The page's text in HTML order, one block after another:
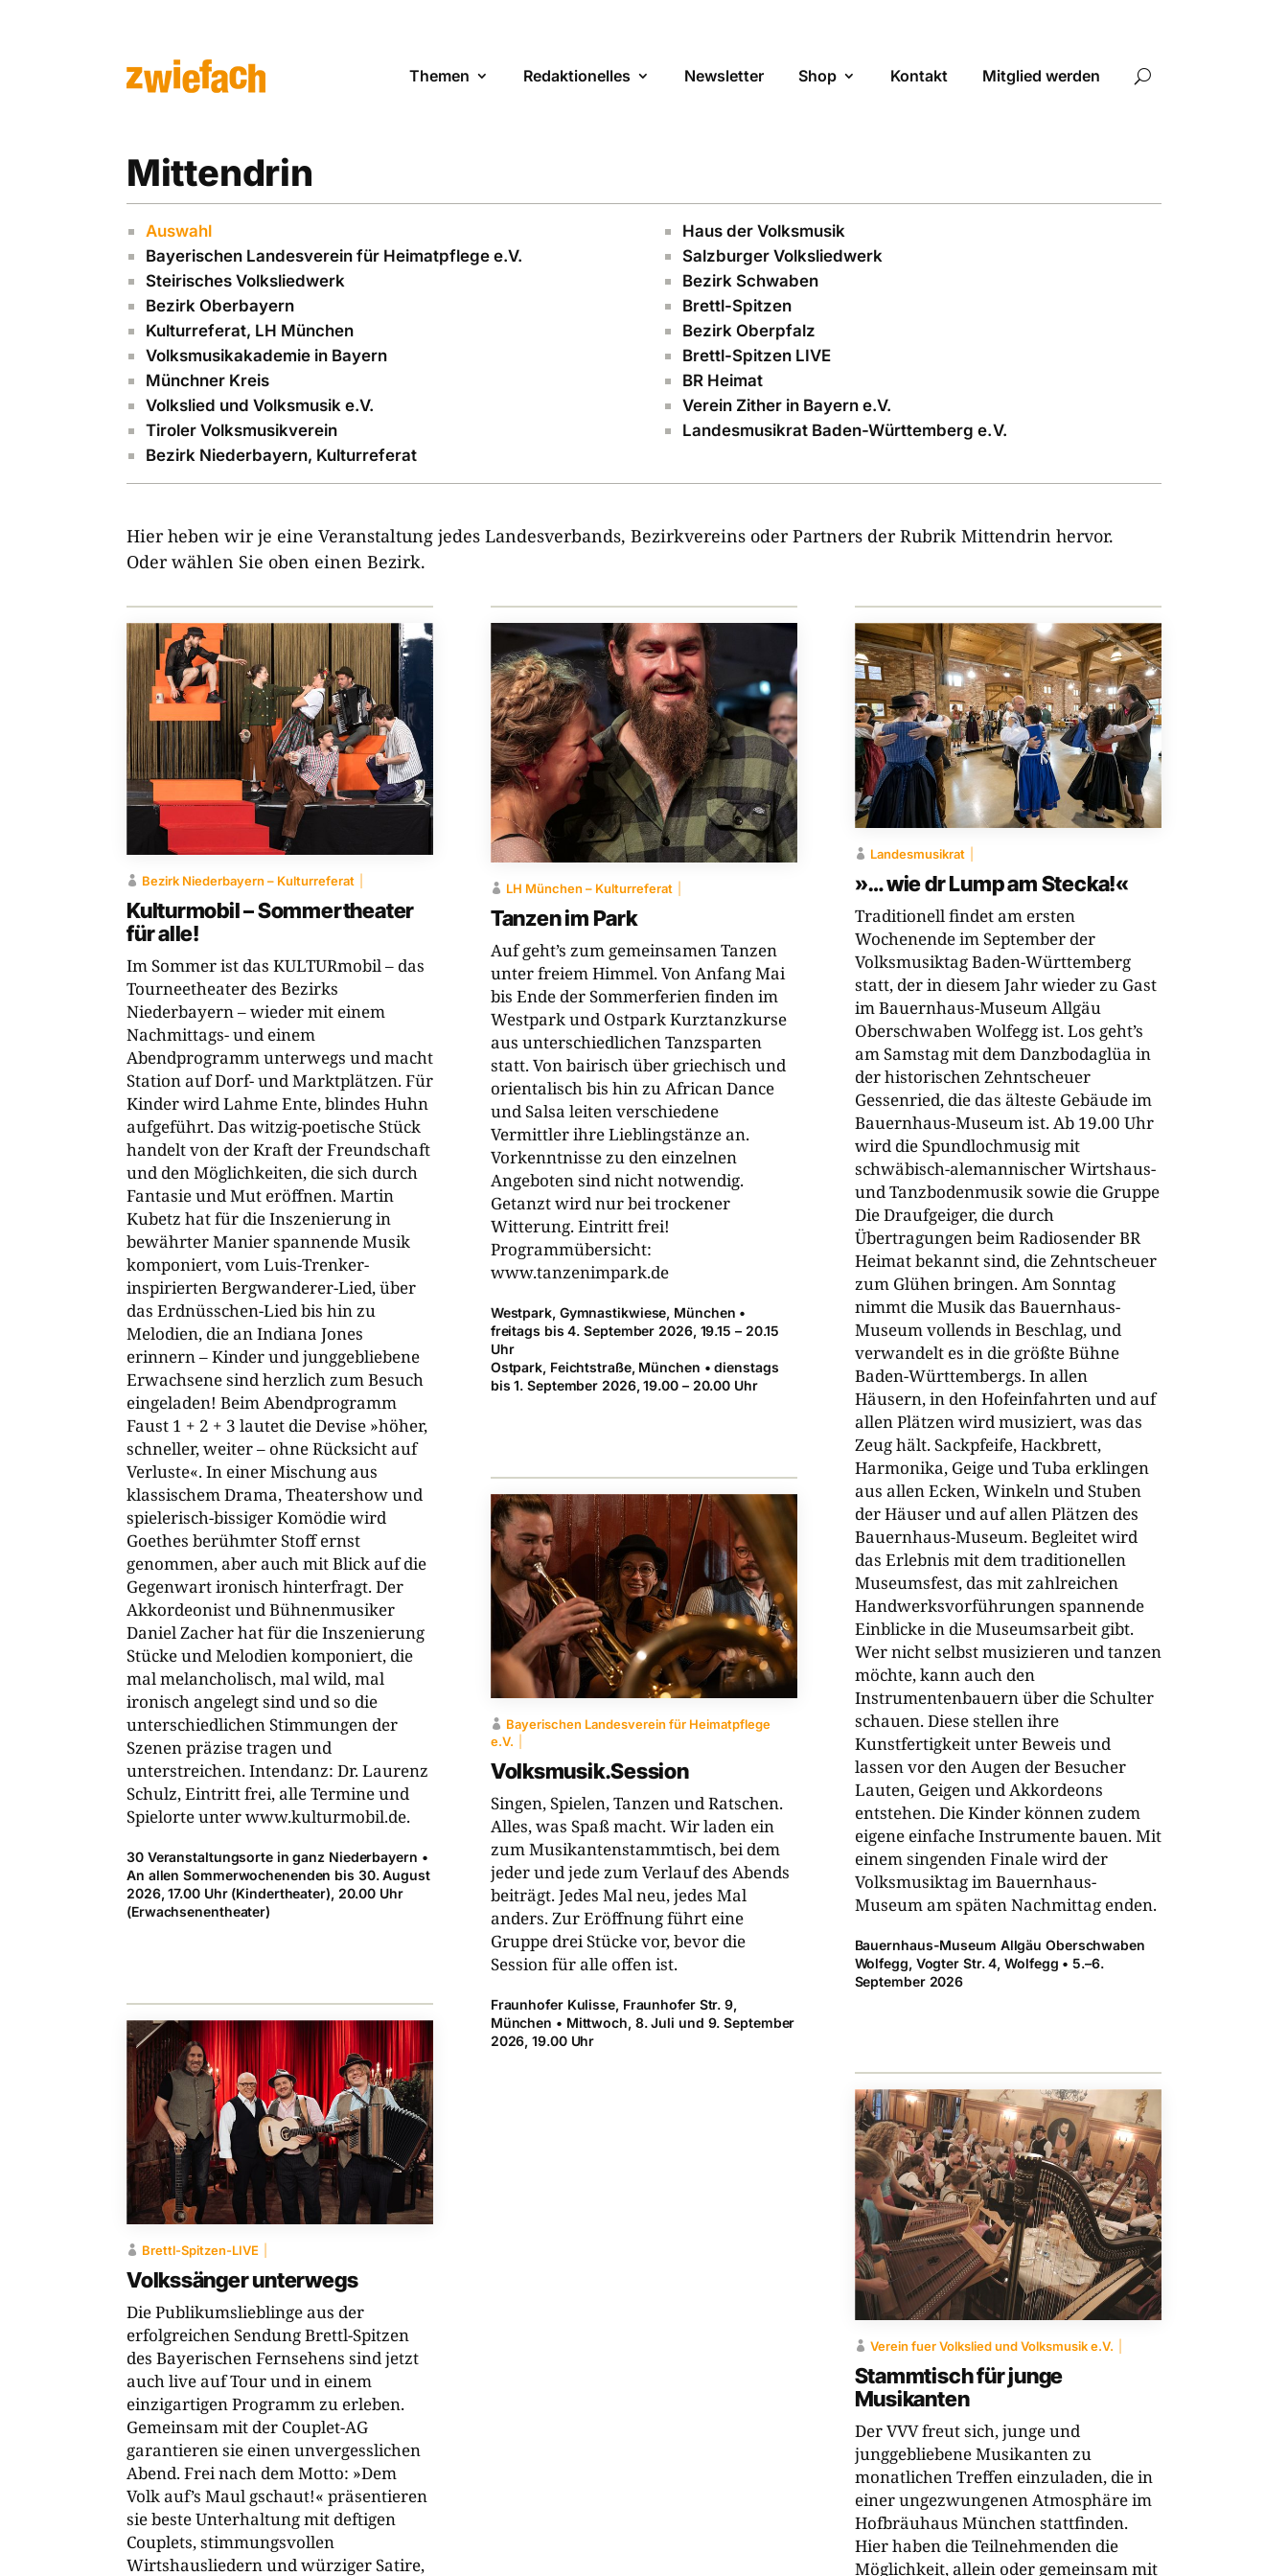
Themen Redaktionelles Newsletter Shop Kontakt Mitglied werden
Mittendrin
Auswahl
Bayerischen ­Landesverein für Heimatpflege e.V.
Steirisches Volksliedwerk
Bezirk Oberbayern
Kulturreferat, LH ­München
Volksmusikakademie in Bayern
Münchner Kreis
Volkslied und Volksmusik e.V.
Tiroler Volksmusikverein
Bezirk Niederbayern, Kulturreferat
Haus der Volksmusik
Salzburger Volksliedwerk
Bezirk Schwaben
Brettl-Spitzen
Bezirk Oberpfalz
Brettl-Spitzen LIVE
BR Heimat
Verein Zither in Bayern e.V.
Landesmusikrat Baden-Württemberg e. V.
Hier heben wir je eine Veranstaltung jedes Landesverbands, Bezirkvereins oder Partners der Rubrik Mittendrin hervor.
Oder wählen Sie oben einen Bezirk.
Kulturmobil – Sommertheater
für alle!
Bezirk Niederbayern – Kulturreferat
Im Sommer ist das KULTURmobil – das
Tourneetheater des Bezirks
Niederbayern – wieder mit einem
Nachmittags- und einem
Abendprogramm unterwegs und macht
Station auf Dorf- und Marktplätzen. Für
Kinder wird Lahme Ente, blindes Huhn
aufgeführt. Das witzig-​poetische Stück
handelt von der Kraft der Freundschaft
und den Möglichkeiten, die sich durch
Fantasie und Mut eröffnen. Martin
Kubetz hat für die Inszenierung in
bewährter Manier spannende Musik
komponiert, vom Luis-​Trenker-​
inspirierten Bergwanderer-​Lied, über
das Erdnüsschen-​Lied bis hin zu
Melodien, die an Indiana Jones
erinnern – Kinder und junggebliebene
Erwachsene sind herzlich zum Besuch
eingeladen! Beim Abendprogramm
Faust 1 + 2 + 3 lautet die Devise »höher,
schneller, weiter – ohne Rücksicht auf
Verluste«. In einer Mischung aus
klassischem Drama, Theatershow und
spielerisch-​bissiger Komödie wird
Goethes berühmter Stoff ernst
genommen, aber auch mit Blick auf die
Gegenwart ironisch hinterfragt. Der
Akkordeonist und Bühnenmusiker
Daniel Zacher hat für die Inszenierung
Stücke und Melodien komponiert, die
mal melancholisch, mal wild, mal
ironisch angelegt sind und so die
unterschiedlichen Stimmungen der
Szenen präzise tragen und
unterstreichen. Intendanz: Dr. Laurenz
Schulz, Eintritt frei, alle Termine und
Spielorte unter www.kulturmobil.de.
30 Veranstaltungsorte in ganz Niederbayern •
An allen Sommerwochenenden bis 30. August
2026, 17.00 Uhr (Kindertheater), 20.00 Uhr
(Erwachsenentheater)
Volkssänger unterwegs
Brettl-Spitzen-LIVE
Die Publikumslieblinge aus der
erfolgreichen Sendung Brettl-​Spitzen
des Bayerischen Fernsehens sind jetzt
auch live auf Tour und in einem
einzigartigen Programm zu erleben.
Gemeinsam mit der Couplet-​AG
garantieren sie einen unvergesslichen
Abend. Frei nach dem Motto: »Dem
Volk auf’s Maul gschaut!« präsentieren
sie beste Unterhaltung mit deftigen
Couplets, stimmungsvollen
Wirtshausliedern und würziger Satire,
Tanzen im Park
LH ­München – Kulturreferat
Auf geht’s zum gemeinsamen Tanzen
unter freiem Himmel. Von Anfang Mai
bis Ende der Sommerferien finden im
Westpark und Ostpark Kurztanzkurse
aus unterschiedlichen Tanzsparten
statt. Von bairisch über griechisch und
orientalisch bis hin zu African Dance
und Salsa leiten verschiedene
Vermittler ihre Lieblingstänze an.
Vorkenntnisse zu den einzelnen
Angeboten sind nicht notwendig.
Getanzt wird nur bei trockener
Witterung. Eintritt frei!
Programmübersicht:
www.tanzenimpark.de
Westpark, Gymnastikwiese, München •
freitags bis 4. September 2026, 19.15 – 20.15
Uhr
Ostpark, Feichtstraße, München • dienstags
bis 1. September 2026, 19.00 – 20.00 Uhr
Volksmusik.Session
Bayerischen ­Landesverein für Heimatpflege
e.V.
Singen, Spielen, Tanzen und Ratschen.
Alles, was Spaß macht. Wir laden ein
zum Musikantenstammtisch, bei dem
jeder und jede zum Verlauf des Abends
beiträgt. Jedes Mal neu, jedes Mal
anders. Zur Eröffnung führt eine
Gruppe drei Stücke vor, bevor die
Session für alle offen ist.
Fraunhofer Kulisse, Fraunhofer Str. 9,
München • Mittwoch, 8. Juli und 9. September
2026, 19.00 Uhr
»… wie dr Lump am Stecka!«
Landesmusikrat
Traditionell findet am ersten
Wochenende im September der
Volksmusiktag Baden-​Württemberg
statt, der in diesem Jahr wieder zu Gast
im Bauernhaus-​Museum Allgäu
Oberschwaben Wolfegg ist. Los geht’s
am Samstag mit dem Danzbodaglüa in
der historischen Zehntscheuer
Gessenried, die das älteste Gebäude im
Bauernhaus-​Museum ist. Ab 19.00 Uhr
wird die Spundlochmusig mit
schwäbisch-​alemannischer Wirtshaus-
und Tanzbodenmusik sowie die Gruppe
Die Draufgeiger, die durch
Übertragungen beim Radiosender BR
Heimat bekannt sind, die Zehntscheuer
zum Glühen bringen. Am Sonntag
nimmt die Musik das Bauernhaus-​
Museum vollends in Beschlag, und
verwandelt es in die größte Bühne
Baden-​Württembergs. In allen
Häusern, in den Hofeinfahrten und auf
allen Plätzen wird musiziert, was das
Zeug hält. Sackpfeife, Hackbrett,
Harmonika, Geige und Tuba erklingen
aus allen Ecken, Winkeln und Stuben
der Häuser und auf allen Plätzen des
Bauernhaus-​Museum. Begleitet wird
das Erlebnis mit dem traditionellen
Museumsfest, das mit zahlreichen
Handwerksvorführungen spannende
Einblicke in die Museumsarbeit gibt.
Wer nicht selbst musizieren und tanzen
möchte, kann auch den
Instrumentenbauern über die Schulter
schauen. Diese stellen ihre
Kunstfertigkeit unter Beweis und
lassen vor den Augen der Besucher
Lauten, Geigen und Akkordeons
entstehen. Die Kinder können zudem
eigene einfache Instrumente bauen. Mit
einem singenden Finale wird der
Volksmusiktag im Bauernhaus-​
Museum am späten Nachmittag enden.
Bauernhaus-​Museum Allgäu Oberschwaben
Wolfegg, Vogter Str. 4, Wolfegg • 5.–6.
September 2026
Stammtisch für junge
Musikanten
Verein fuer Volkslied und Volksmusik e.V.
Der VVV freut sich, junge und
junggebliebene Musikanten zu
monatlichen Treffen einzuladen, die in
einer ungezwungenen Atmosphäre im
Hofbräuhaus München stattfinden.
Hier haben die Teilnehmenden die
Möglichkeit, allein oder gemeinsam mit